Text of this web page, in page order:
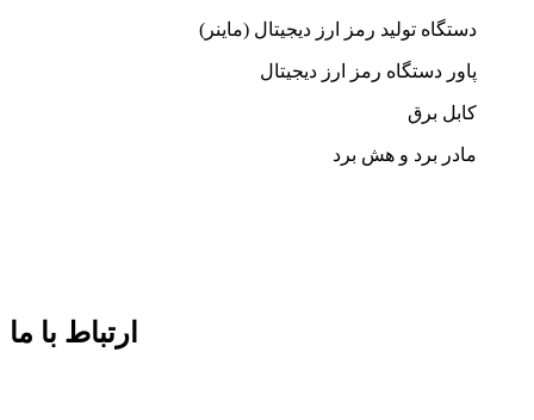
دستگاه تولید رمز ارز دیجیتال (ماینر)
پاور دستگاه رمز ارز دیجیتال
کابل برق
مادر برد و هش برد
ارتباط با ما